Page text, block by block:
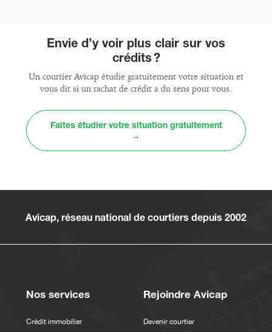
Envie d’y voir plus clair sur vos
crédits ?
Un courtier Avicap étudie gratuitement votre situation et
vous dit si un rachat de crédit a du sens pour vous.
Faites étudier votre situation gratuitement
→
Avicap, réseau national de courtiers depuis 2002
Nos services
Crédit immobilier
Rejoindre Avicap
Devenir courtier